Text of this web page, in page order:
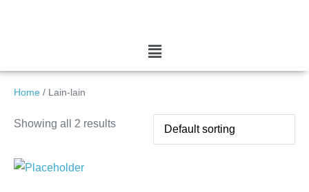
Home / Lain-lain
Showing all 2 results